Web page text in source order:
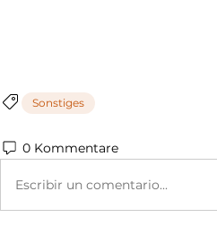
Sonstiges
0 Kommentare
Escribir un comentario...